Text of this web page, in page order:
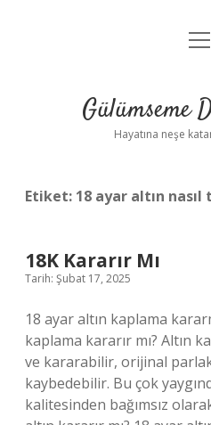
Yasal
Gülümseme
Hayatına neşe
Etiket: 18 ayar altın
18K Kararır Mı
Tarih: Şubat 17, 2025
18 ayar altın kaplama
kaplama kararır mı? Altın
ve kararabilir, orijinal
kaybedebilir. Bu çok
kalitesinden bağımsız